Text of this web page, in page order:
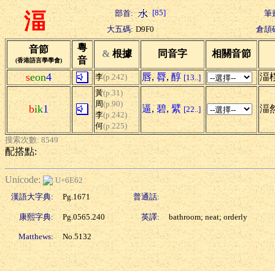
湢 部首: [85]
筆
大五碼: D9F0 倉頡
音節
(香港語言學學會)
粵
音
& 根據 同音字 相關音節
seon4 李(p.242) 唇, 脣, 醇 [13..] 湢
bik1
黃(p.31)
周(p.90)
李(p.242)
何(p.225)
逼, 碧, 繴 [22..] 湢
搜索次數: 8549
配搭點:
Unicode:
U+6E62
漢語大字典:
Pg.1671 普通話:
康熙字典: Pg.0565.240 英譯: bathroom; neat; orderly
Matthews: No.5132